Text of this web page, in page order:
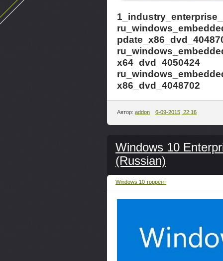
x64_dvd_4050424
x86_dvd_4048702
Автор: addon 6-09-2015, 22:16
Windows 10
(Russian)
Windows 10 торрент